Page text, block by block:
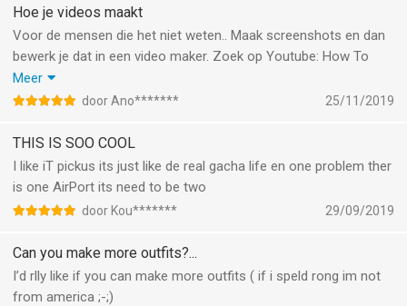
-There is another app that has more clothing etc
-This will nit get anymore updates i asume and gacha life will
now be getting any updates either bc luni is working on gacha
club (gacha life two)
-I made you read this nonsense even tho its true
Hoe je videos maakt
Voor de mensen die het niet weten.. Maak screenshots en dan
bewerk je dat in een video maker. Zoek op Youtube: How To
Create Gacha Videos
Heel veel vids kunnen je helpen!
Meer
door Ano******* 25/11/2019
THIS IS SOO COOL
I like iT pickus its just like de real gacha life en one problem ther
is one AirPort its need to be two
door Kou******* 29/09/2019
Can you make more outfits?...
I’d rlly like if you can make more outfits ( if i speld rong im not
from america ;-;)